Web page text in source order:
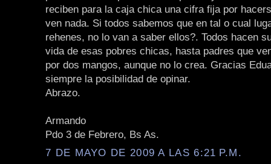
reciben para la caja chica una cifra fija por
ven nada. Si todos sabemos que en tal o cual
rehenes, no lo van a saber ellos?. Todos hacen
vida de esas pobres chicas, hasta padres que
por dos mangos, aunque no lo crea. Gracias
siempre la posibilidad de opinar.
Abrazo.
Armando
Pdo 3 de Febrero, Bs As.
7 DE MAYO DE 2009 A LAS 6:21 P.M.